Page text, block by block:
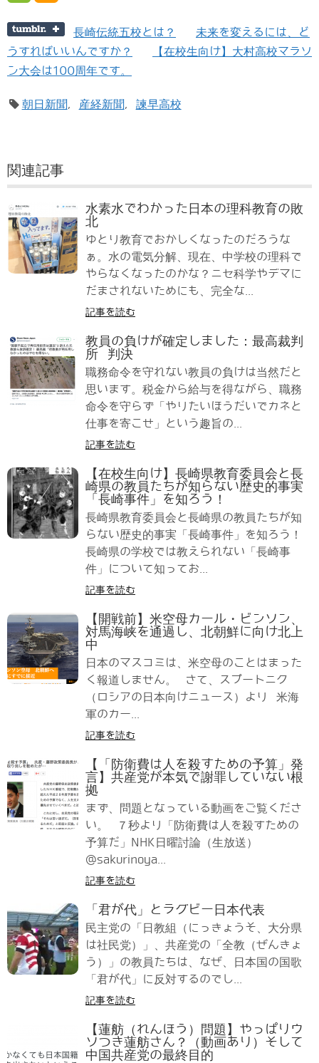
長崎伝統五校とは？
未来を変えるには、ど
うすればいいんですか？
【在校生向け】大村高校マラソ
ン大会は100周年です。
朝日新聞, 産経新聞, 諫早高校
関連記事
水素水でわかった日本の理科教育の敗
北
ゆとり教育でおかしくなったのだろうな
ぁ。水の電気分解、現在、中学校の理科で
やらなくなったのかな？ニセ科学やデマに
だまされないためにも、完全な...
記事を読む
教員の負けが確定しました：最高裁判
所 判決
職務命令を守れない教員の負けは当然だと
思います。税金から給与を得ながら、職務
命令を守らず「やりたいほうだいでカネと
仕事を寄こせ」という趣旨の...
記事を読む
【在校生向け】長崎県教育委員会と長
崎県の教員たちが知らない歴史的事実
「長崎事件」を知ろう！
長崎県教育委員会と長崎県の教員たちが知
らない歴史的事実「長崎事件」を知ろう！
長崎県の学校では教えられない「長崎事
件」について知ってお...
記事を読む
【開戦前】米空母カール・ビンソン、
対馬海峡を通過し、北朝鮮に向け北上
中
日本のマスコミは、米空母のことはまった
く報道しません。 さて、スプートニク
（ロシアの日本向けニュース）より 米海
軍のカー...
記事を読む
【「防衛費は人を殺すための予算」発
言】共産党が本気で謝罪していない根
拠
まず、問題となっている動画をご覧くださ
い。 ７秒より「防衛費は人を殺すための
予算だ」NHK日曜討論（生放送）
@sakurinoya...
記事を読む
「君が代」とラグビー日本代表
民主党の「日教組（にっきょうそ、大分県
は社民党）」、共産党の「全教（ぜんきょ
う）」の教員たちは、なぜ、日本国の国歌
「君が代」に反対するのでし...
記事を読む
【蓮舫（れんほう）問題】やっぱりウ
ソつき蓮舫さん？（動画あり）そして
中国共産党の最終目的